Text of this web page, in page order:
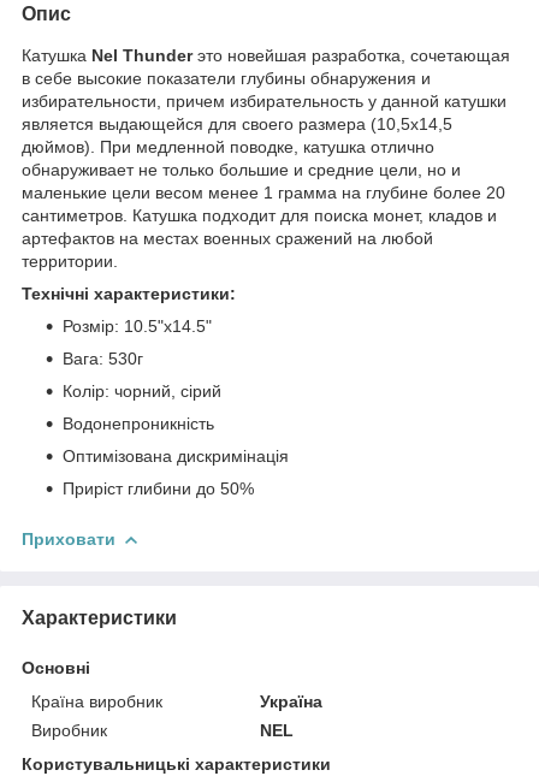
Опис
Катушка Nel Thunderэто новейшая разработка, сочетающая
в себе высокие показатели глубины обнаружения и
избирательности, причем избирательность у данной катушки
является выдающейся для своего размера (10,5x14,5
дюймов). При медленной поводке, катушка отлично
обнаруживает не только большие и средние цели, но и
маленькие цели весом менее 1 грамма на глубине более 20
сантиметров. Катушка подходит для поиска монет, кладов и
артефактов на местах военных сражений на любой
территории.
Технічні характеристики:
Розмір: 10.5"х14.5"
Вага: 530г
Колір: чорний, сірий
Водонепроникність
Оптимізована дискримінація
Приріст глибини до 50%
Приховати
Характеристики
Основні
Країна виробник
Україна
Виробник
NEL
Користувальницькі характеристики